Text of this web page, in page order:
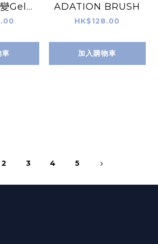
Gel、
和奶白
車
ADATION BRUSH
HK$128.00
加入購物車
2 3 4 5